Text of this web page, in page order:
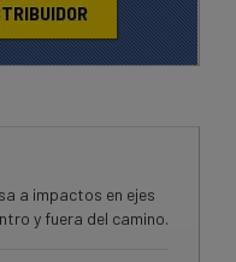
a impactos en ejes
y fuera del camino.